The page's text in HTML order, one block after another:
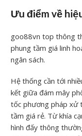
Ưu điểm về
goo88vn top thông
phung tầm giá linh
ngân sách.
Hệ thống cần tới
kết giữa đám mây
tốc phương pháp xử
tầm giá rẻ. Từ khía
hình đấy thông